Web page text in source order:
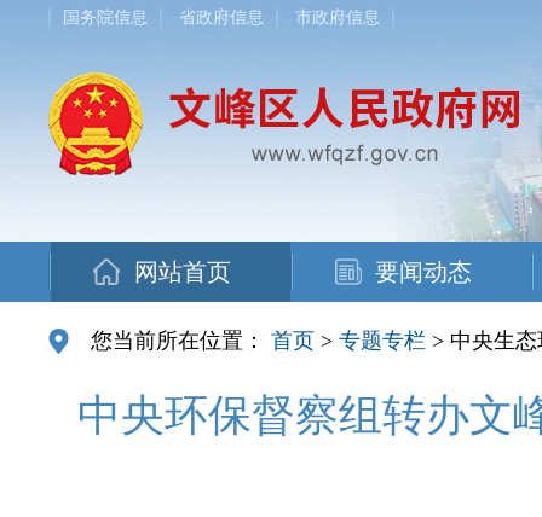
国务院信息 省政府信息 市政府信息
网站首页 要闻动态
您当前所在位置： 首页 > 专题专栏 > 中央生
中央环保督察组转办文